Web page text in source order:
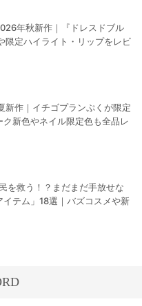
年秋新作｜『ドレスドブル
限定ハイライト・リップをレビ
新作｜イチゴプランぷくが限定
新色やネイル限定色も全品レ
を救う！？まだまだ手放せな
イテム」18選｜バズコスメや新